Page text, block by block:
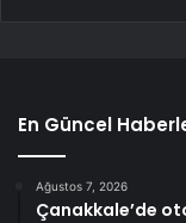
En Güncel
Ağustos 7, 2026
Çanakkale’de